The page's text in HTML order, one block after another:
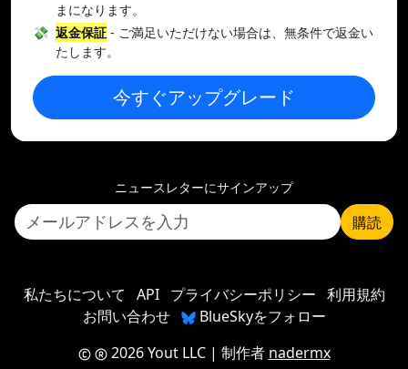
まになります。
💸 返金保証 - ご満足いただけない場合は、無条件で返金い
たします。
今すぐアップグレード
ニュースレターにサインアップ
購読
私たちについて API プライバシーポリシー 利用規約
お問い合わせ
BlueSkyをフォロー
2026 Yout LLC| 制作者 nadermx